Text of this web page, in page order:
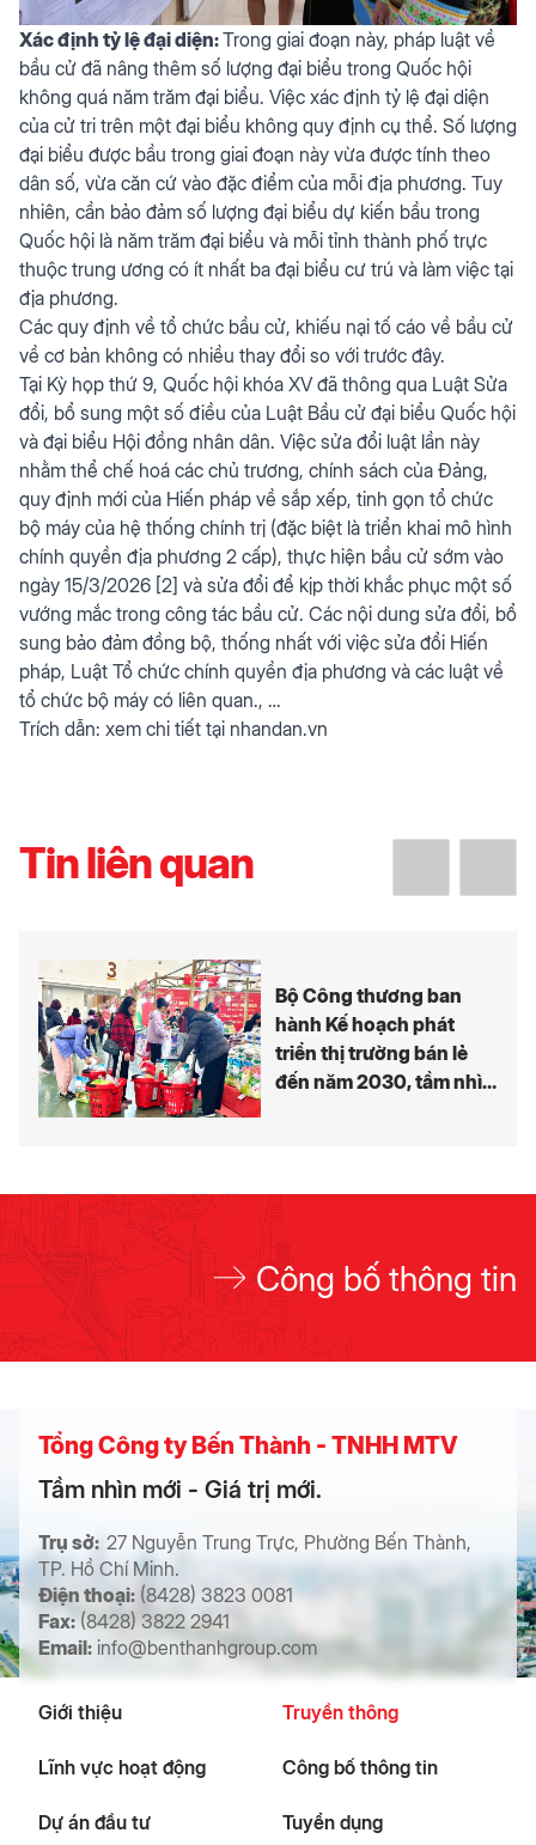
Xác định tỷ lệ đại diện:Trong giai đoạn này, pháp luật về
bầu cử đã nâng thêm số lượng đại biểu trong Quốc hội
không quá năm trăm đại biểu. Việc xác định tỷ lệ đại diện
của cử tri trên một đại biểu không quy định cụ thể. Số lượng
đại biểu được bầu trong giai đoạn này vừa được tính theo
dân số, vừa căn cứ vào đặc điểm của mỗi địa phương. Tuy
nhiên, cần bảo đảm số lượng đại biểu dự kiến bầu trong
Quốc hội là năm trăm đại biểu và mỗi tỉnh thành phố trực
thuộc trung ương có ít nhất ba đại biểu cư trú và làm việc tại
địa phương.
Các quy định về tổ chức bầu cử, khiếu nại tố cáo về bầu cử
về cơ bản không có nhiều thay đổi so với trước đây.
Tại Kỳ họp thứ 9, Quốc hội khóa XV đã thông qua Luật Sửa
đổi, bổ sung một số điều của Luật Bầu cử đại biểu Quốc hội
và đại biểu Hội đồng nhân dân. Việc sửa đổi luật lần này
nhằm thể chế hoá các chủ trương, chính sách của Đảng,
quy định mới của Hiến pháp về sắp xếp, tinh gọn tổ chức
bộ máy của hệ thống chính trị (đặc biệt là triển khai mô hình
chính quyền địa phương 2 cấp), thực hiện bầu cử sớm vào
ngày 15/3/2026 [2] và sửa đổi để kịp thời khắc phục một số
vướng mắc trong công tác bầu cử. Các nội dung sửa đổi, bổ
sung bảo đảm đồng bộ, thống nhất với việc sửa đổi Hiến
pháp, Luật Tổ chức chính quyền địa phương và các luật về
tổ chức bộ máy có liên quan., …
Trích dẫn: xem chi tiết tại nhandan.vn
Tin liên quan
Bộ Công thương ban
hành Kế hoạch phát
triển thị trường bán lẻ
đến năm 2030, tầm nhìn
Công bố thông tin
Tổng Công ty Bến Thành - TNHH MTV
Tầm nhìn mới - Giá trị mới.
Trụ sở: 27 Nguyễn Trung Trực, Phường Bến Thành,
TP. Hồ Chí Minh.
Điện thoại: (8428) 3823 0081
Fax:(8428) 3822 2941
Email: info@benthanhgroup.com
Giới thiệu
Lĩnh vực hoạt động
Dự án đầu tư
Truyền thông
Công bố thông tin
Tuyển dụng